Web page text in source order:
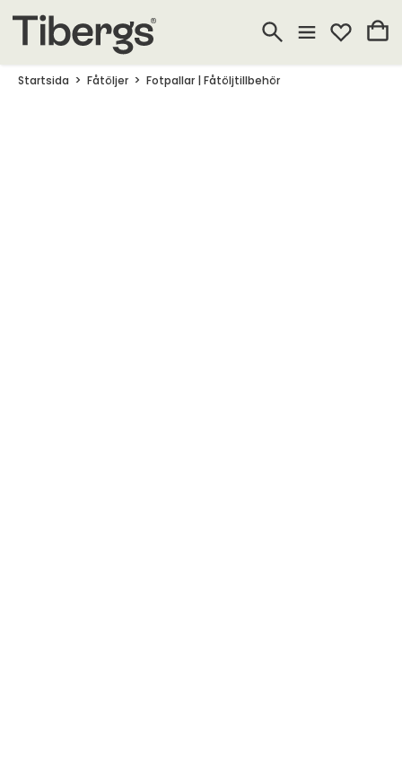
Startsida Fåtöljer Fotpallar | Fåtöljtillbehör